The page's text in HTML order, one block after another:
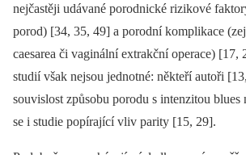
nejčastěji udávané porodnické rizikové
porod) [34, 35, 49] a porodní komplikace
caesarea či vaginální extrakční operace) [17,
studií však nejsou jednotné: někteří autoři
souvislost způsobu porodu s intenzitou
se i studie popírající vliv parity [15, 29].